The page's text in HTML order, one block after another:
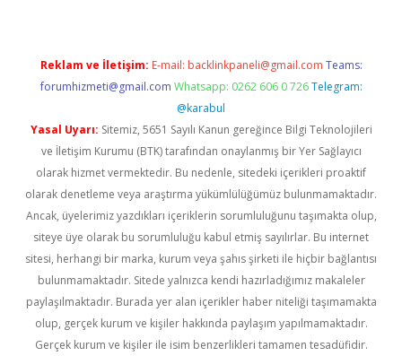
Reklam ve İletişim: E-mail: backlinkpaneli@gmail.com Teams:
forumhizmeti@gmail.com Whatsapp: 0262 606 0 726 Telegram:
@karabul
Yasal Uyarı: Sitemiz, 5651 Sayılı Kanun gereğince Bilgi Teknolojileri
ve İletişim Kurumu (BTK) tarafından onaylanmış bir Yer Sağlayıcı
olarak hizmet vermektedir. Bu nedenle, sitedeki içerikleri proaktif
olarak denetleme veya araştırma yükümlülüğümüz bulunmamaktadır.
Ancak, üyelerimiz yazdıkları içeriklerin sorumluluğunu taşımakta olup,
siteye üye olarak bu sorumluluğu kabul etmiş sayılırlar. Bu internet
sitesi, herhangi bir marka, kurum veya şahıs şirketi ile hiçbir bağlantısı
bulunmamaktadır. Sitede yalnızca kendi hazırladığımız makaleler
paylaşılmaktadır. Burada yer alan içerikler haber niteliği taşımamakta
olup, gerçek kurum ve kişiler hakkında paylaşım yapılmamaktadır.
Gerçek kurum ve kişiler ile isim benzerlikleri tamamen tesadüfidir.